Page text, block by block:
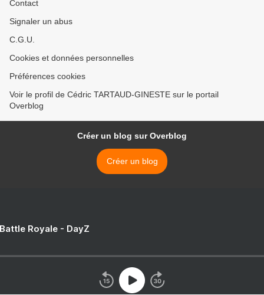
Contact
Signaler un abus
C.G.U.
Cookies et données personnelles
Préférences cookies
Voir le profil de Cédric TARTAUD-GINESTE sur le portail
Overblog
Créer un blog sur Overblog
Créer un blog
Royale - DayZ